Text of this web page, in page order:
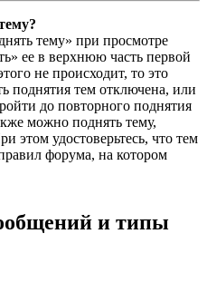
тему» при просмотре
ее в верхнюю часть первой
не происходит, то это
поднятия тем отключена, или
до повторного поднятия
можно поднять тему,
этом удостоверьтесь, что тем
форума, на котором
и типы